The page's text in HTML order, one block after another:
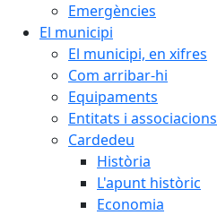
Emergències
El municipi
El municipi, en xifres
Com arribar-hi
Equipaments
Entitats i associacions
Cardedeu
Història
L'apunt històric
Economia